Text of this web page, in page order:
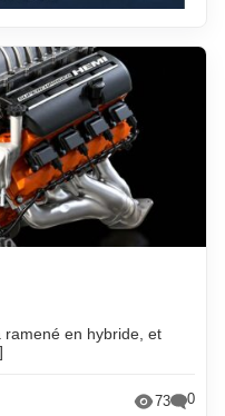
ramené en hybride, et
73 0